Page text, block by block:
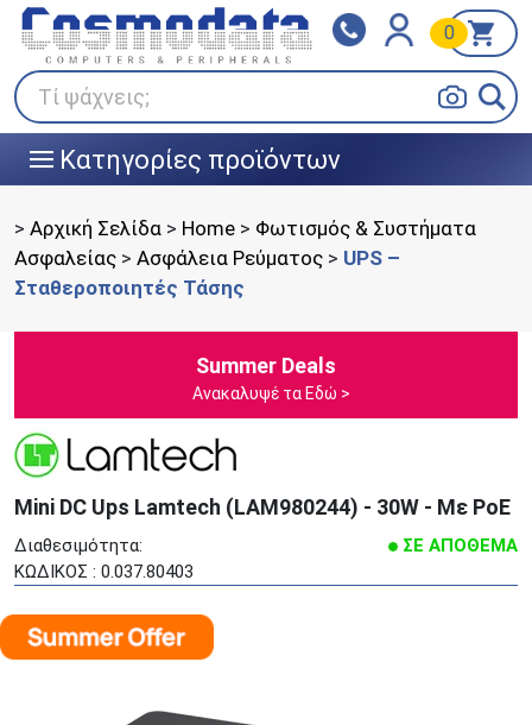
Τί ψάχνεις;
0
||| Κατηγορίες προϊόντων
Klarna
Πληρώστε σε 3
άτοκες δόσεις
BOX NOW
> Αρχική Σελίδα > Home > Φωτισμός & Συστήματα
Ασφαλείας > Ασφάλεια Ρεύματος > UPS –
Σταθεροποιητές Τάσης
Summer Deals
Ανακαλυψέ τα Εδώ >
Mini DC Ups Lamtech (LAM980244) - 30W - Mε PoE
Διαθεσιμότητα:
ΣΕ ΑΠΟΘΕΜΑ
ΚΩΔΙΚΟΣ : 0.037.80403